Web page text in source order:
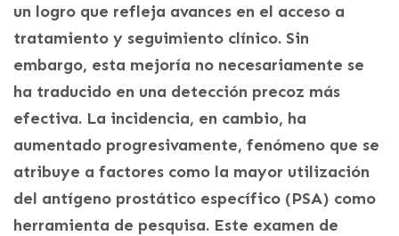
un logro que refleja avances en el acceso a
tratamiento y seguimiento clínico. Sin
embargo, esta mejoría no necesariamente se
ha traducido en una detección precoz más
efectiva. La incidencia, en cambio, ha
aumentado progresivamente, fenómeno que se
atribuye a factores como la mayor utilización
del antígeno prostático específico (PSA) como
herramienta de pesquisa. Este examen de